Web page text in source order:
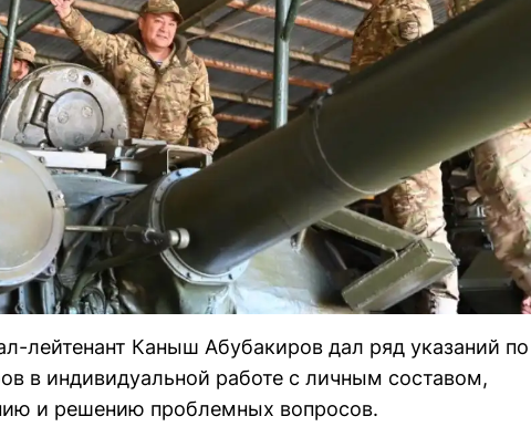
лейтенант Каныш Абубакиров дал ряд указаний по
в индивидуальной работе с личным составом,
и решению проблемных вопросов.